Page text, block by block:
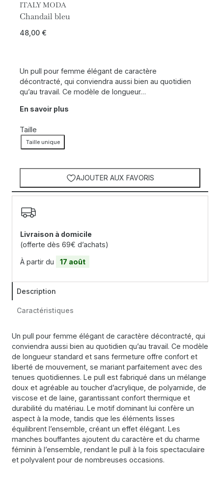
ITALY MODA
Chandail bleu
48,00 €
Un pull pour femme élégant de caractère
décontracté, qui conviendra aussi bien au quotidien
qu’au travail. Ce modèle de longueur…
En savoir plus
Taille
Taille unique
AJOUTER AUX FAVORIS
Livraison à domicile
(offerte dès 69€ d’achats)
À partir du 17 août
Description
Caractéristiques
Un pull pour femme élégant de caractère décontracté, qui
conviendra aussi bien au quotidien qu’au travail. Ce modèle
de longueur standard et sans fermeture offre confort et
liberté de mouvement, se mariant parfaitement avec des
tenues quotidiennes. Le pull est fabriqué dans un mélange
doux et agréable au toucher d’acrylique, de polyamide, de
viscose et de laine, garantissant confort thermique et
durabilité du matériau. Le motif dominant lui confère un
aspect à la mode, tandis que les éléments lisses
équilibrent l’ensemble, créant un effet élégant. Les
manches bouffantes ajoutent du caractère et du charme
féminin à l’ensemble, rendant le pull à la fois spectaculaire
et polyvalent pour de nombreuses occasions.